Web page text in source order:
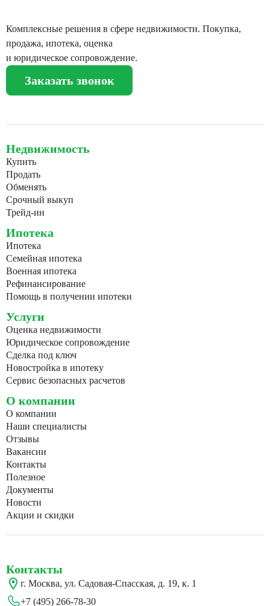
Комплексные решения в сфере недвижимости. Покупка,
продажа, ипотека, оценка
и юридическое сопровождение.
Заказать звонок
Недвижимость
Купить
Продать
Обменять
Срочный выкуп
Трейд-ин
Ипотека
Ипотека
Семейная ипотека
Военная ипотека
Рефинансирование
Помощь в получении ипотеки
Услуги
Оценка недвижимости
Юридическое сопровождение
Сделка под ключ
Новостройка в ипотеку
Сервис безопасных расчетов
О компании
О компании
Наши специалисты
Отзывы
Вакансии
Контакты
Полезное
Документы
Новости
Акции и скидки
Контакты
г. Москва, ул. Садовая-Спасская, д. 19, к. 1
+7 (495) 266-78-30